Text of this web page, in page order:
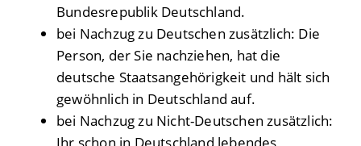
Bundesrepublik Deutschland.
bei Nachzug zu Deutschen zusätzlich: Die
Person, der Sie nachziehen, hat die
deutsche Staatsangehörigkeit und hält sich
gewöhnlich in Deutschland auf.
bei Nachzug zu Nicht-Deutschen zusätzlich: